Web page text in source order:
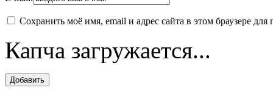
Сохранить моё имя, email и адрес сайта в этом браузере
Капча загружается...